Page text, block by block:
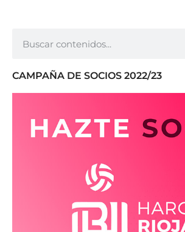
CAMPAÑA DE SOCIOS 2022/23